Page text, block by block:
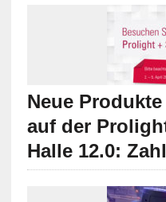
Neue
auf der
Halle 12.0: